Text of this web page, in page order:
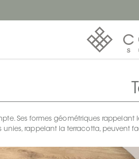
Ses formes géométriques
unies, rappelant la terracotta, peuvent